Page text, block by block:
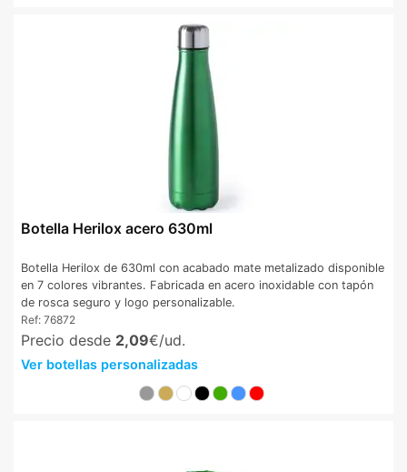
Botella Herilox acero 630ml
Botella Herilox de 630ml con acabado mate metalizado disponible
en 7 colores vibrantes. Fabricada en acero inoxidable con tapón
de rosca seguro y logo personalizable.
Ref: 76872
Precio desde 2,09€/ud.
Ver botellas personalizadas